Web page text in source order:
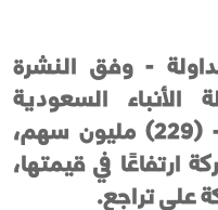
- وفق النشرة
الأنباء السعودية
لسوق الأسهم السعودية - (229) مليون سهم،
أسهم (95) شركة ارتفاعًا في قيمتها،